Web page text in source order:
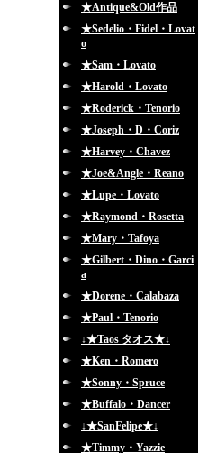
★Antique&Old作品
★Sedelio・Fidel・Lovat
o
★Sam・Lovato
★Harold・Lovato
★Roderick・Tenorio
★Joseph・D・Coriz
★Harvey・Chavez
★Joe&Angle・Reano
★Lupe・Lovato
★Raymond・Rosetta
★Mary・Tafoya
★Gilbert・Dino・Garci
a
★Dorene・Calabaza
★Paul・Tenorio
↓★Taos タオス★↓
★Ken・Romero
★Sonny・Spruce
★Buffalo・Dancer
↓★SanFelipe★↓
★Timmy・Yazzie